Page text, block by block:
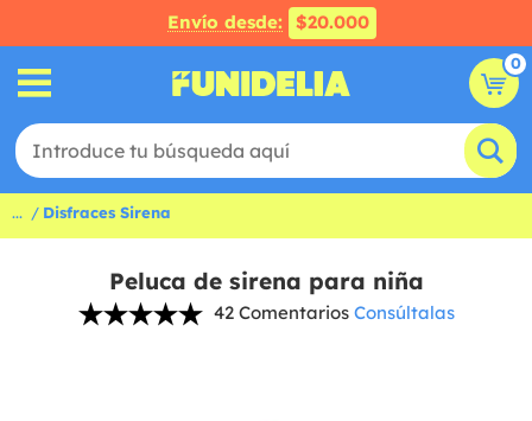
Envío desde: $20.000
0
... Disfraces Sirena
Peluca de sirena para niña
42 Comentarios Consúltalas